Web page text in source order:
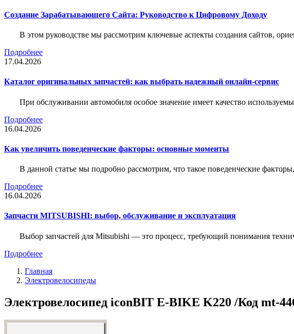
Создание Зарабатывающего Сайта: Руководство к Цифровому Доходу
В этом руководстве мы рассмотрим ключевые аспекты создания сайтов,
Подробнее
17.04.2026
Каталог оригинальных запчастей: как выбрать надежный онлайн-сервис
При обслуживании автомобиля особое значение имеет качество
Подробнее
16.04.2026
Как увеличить поведенческие факторы: основные моменты
В данной статье мы подробно рассмотрим, что такое поведенческие
Подробнее
16.04.2026
Запчасти MITSUBISHI: выбор, обслуживание и эксплуатация
Выбор запчастей для Mitsubishi — это процесс, требующий понимания
Подробнее
Главная
Электровелосипеды
Электровелосипед iconBIT E-BIKE K220 /Код mt-